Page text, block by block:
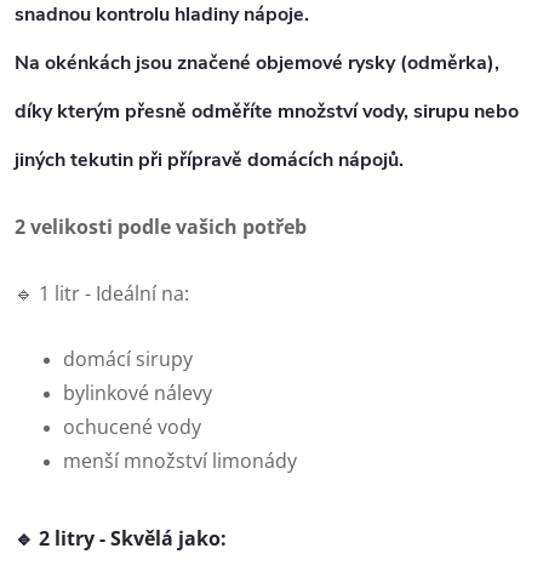
snadnou kontrolu hladiny nápoje.
Na okénkách jsouznačené objemové rysky (odměrka),
díky kterým přesně odměříte množství vody, sirupu nebo
jiných tekutin při přípravě domácích nápojů.
2 velikosti podle vašich potřeb
🔹 1 litr - Ideální na:
domácí sirupy
bylinkové nálevy
ochucené vody
menší množství limonády
🔹 2 litry -Skvělá jako: